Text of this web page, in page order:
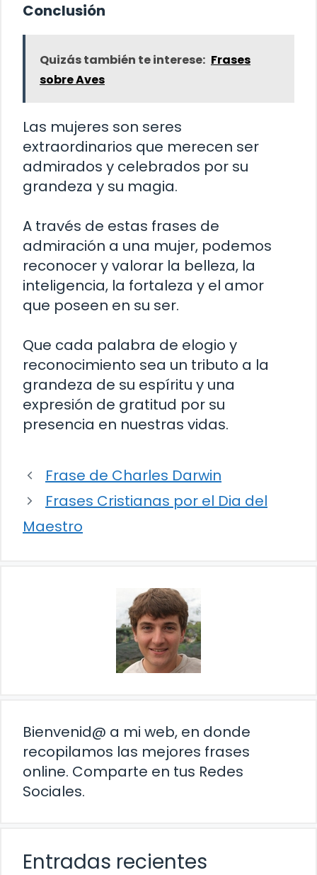
Conclusión
Quizás también te interese: Frases
sobre Aves
Las mujeres son seres
extraordinarios que merecen ser
admirados y celebrados por su
grandeza y su magia.
A través de estas frases de
admiración a una mujer, podemos
reconocer y valorar la belleza, la
inteligencia, la fortaleza y el amor
que poseen en su ser.
Que cada palabra de elogio y
reconocimiento sea un tributo a la
grandeza de su espíritu y una
expresión de gratitud por su
presencia en nuestras vidas.
Frase de Charles Darwin
Frases Cristianas por el Dia del
Maestro
Bienvenid@ a mi web, en donde
recopilamos las mejores frases
online. Comparte en tus Redes
Sociales.
Entradas recientes